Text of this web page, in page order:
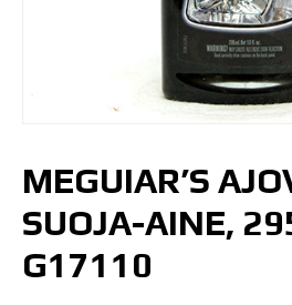
MEGUIAR’S
SUOJA-AINE,
G17110